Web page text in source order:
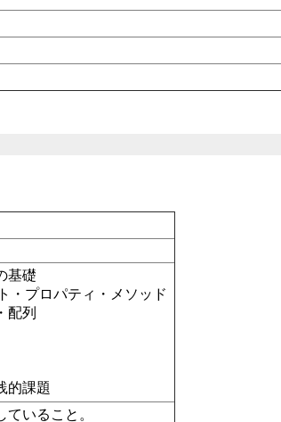
基礎
・プロパティ・メソッド
配列
的課題
いること。